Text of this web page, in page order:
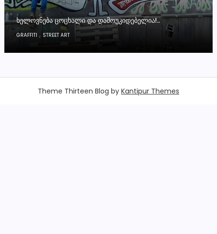
ᲮᲔᲚᲝᲕᲜᲔᲑᲐ ᲪᲝᲪᲮᲐᲚᲘ ᲓᲐ ᲓᲐᲛᲝᲣᲙᲘᲓᲔᲑᲔᲚᲘᲐ!..
GRAFFITI , STREET ART
Theme Thirteen Blog by Kantipur Themes